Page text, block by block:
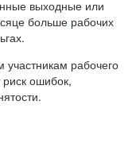
выходные или
больше рабочих
участникам рабочего
ошибок,